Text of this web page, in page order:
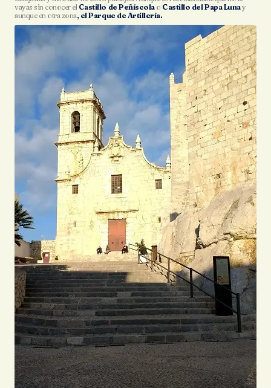
vayas sin conocer el Castillo de Peñíscolao Castillo del Papa Lunay
aunque en otra zona, el Parque de Artillería.